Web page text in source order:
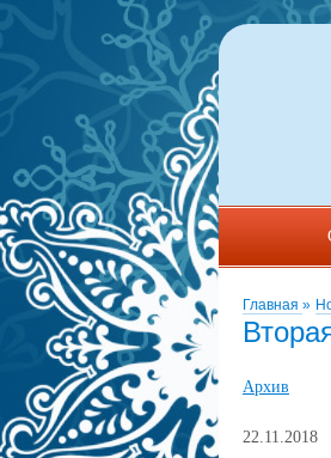
Главная »
Архив
22.11.2018